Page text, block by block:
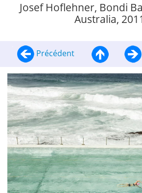
Josef Hoflehner, Bondi
Australia,
Précédent